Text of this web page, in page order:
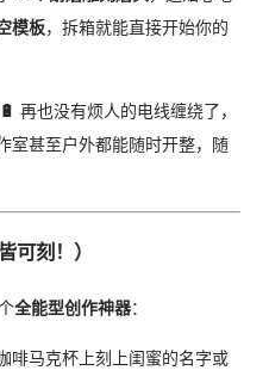
模板，拆箱就能直接开始你的
再也没有烦人的电线缠绕了，
室甚至户外都能随时开整，随
可刻！）
全能型创作神器：
啡马克杯上刻上闺蜜的名字或